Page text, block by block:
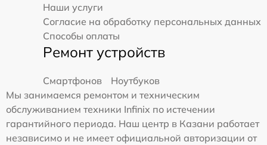
Наши услуги
Согласие на обработку персональных данных
Способы оплаты
Ремонт устройств
Смартфонов
Ноутбуков
Мы занимаемся ремонтом и техническим
обслуживанием техники Infinix по истечении
гарантийного периода. Наш центр в Казани работает
независимо и не имеет официальной авторизации от